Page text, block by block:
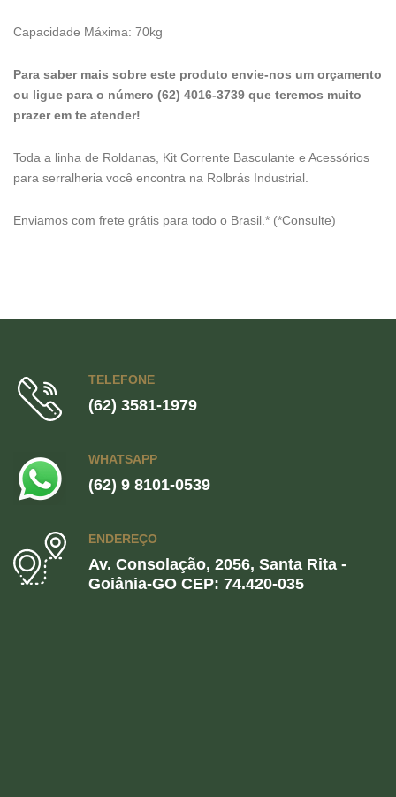
Capacidade Máxima: 70kg
Para saber mais sobre este produto envie-nos um orçamento
ou ligue para o número (62) 4016-3739 que teremos muito
prazer em te atender!
Toda a linha de Roldanas, Kit Corrente Basculante e Acessórios
para serralheria você encontra na Rolbrás Industrial.
Enviamos com frete grátis para todo o Brasil.* (*Consulte)
TELEFONE
(62) 3581-1979
WHATSAPP
(62) 9 8101-0539
ENDEREÇO
Av. Consolação, 2056, Santa Rita -
Goiânia-GO CEP: 74.420-035